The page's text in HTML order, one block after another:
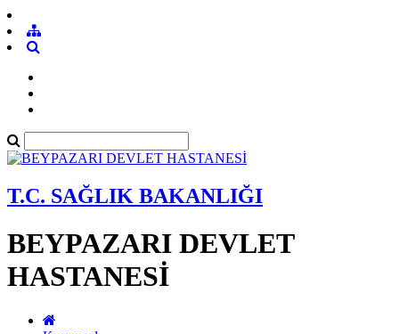
T.C. SAĞLIK BAKANLIĞI
BEYPAZARI DEVLET
HASTANESİ